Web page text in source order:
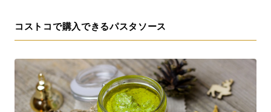
コストコで購入できるパスタソース